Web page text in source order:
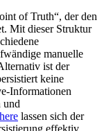
of Truth“, der den
Mit dieser Struktur
manuelle
ist der
keine
Informationen
und
lassen sich der